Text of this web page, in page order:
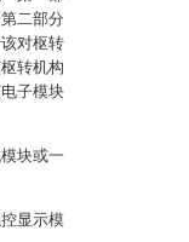
二部分
对枢转
转机构
子模块
块或一
显示模